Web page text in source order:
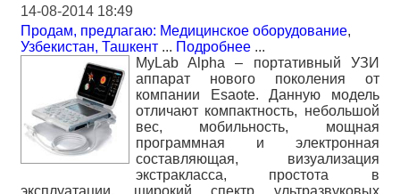
14-08-2014 18:49
Продам, предлагаю: Медицинское оборудование,
Узбекистан, Ташкент ... Подробнее ...
MyLab Alpha – портативный УЗИ
аппарат нового поколения от
компании Esaote. Данную модель
отличают компактность, небольшой
вес, мобильность, мощная
программная и электронная
составляющая, визуализация
экстракласса, простота в
эксплуатации, широкий спектр ультразвуковых